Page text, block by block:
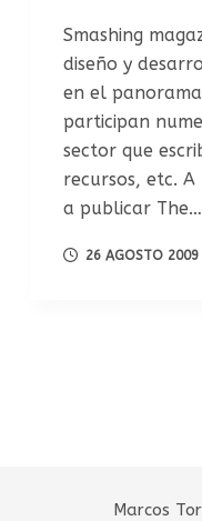
Smashing
diseño y
en el
participan
sector que
recursos, etc.
a publicar The…
26 AGOSTO 2009
Marcos